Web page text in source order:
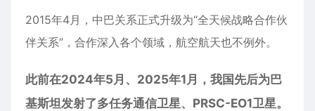
2015年4月，中巴关系正式升级为“全天候战略合作伙
伴关系”，合作深入各个领域，航空航天也不例外。
此前在2024年5月、2025年1月，我国先后为巴
基斯坦发射了多任务通信卫星、PRSC-EO1卫星。